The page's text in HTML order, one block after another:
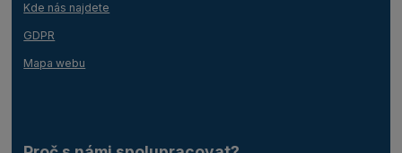
Kde nás najdete
GDPR
Mapa webu